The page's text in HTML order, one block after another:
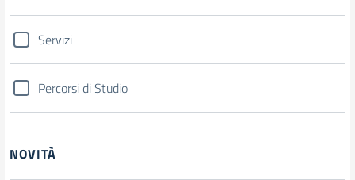
Servizi
Percorsi di Studio
NOVITÀ